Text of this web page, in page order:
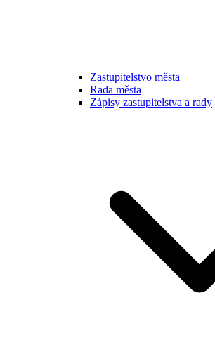
Zastupitelstvo města
Rada města
Zápisy zastupitelstva a rady